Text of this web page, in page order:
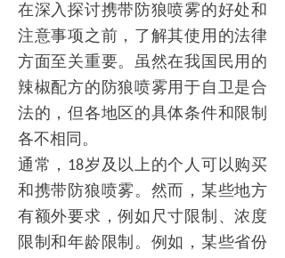
在深入探讨携带 防狼喷雾的好处和
注意事项之前，了解其使用的法律
方面至关重要。虽然在我国民用的
辣椒配方的防狼喷雾用于自卫是合
法的，但各地区 的具体条件和限制
各不相同。
通常， 18岁及以上的个人可以购买
和携带 防狼喷雾。然而，某些地方
有额外要求，例如尺寸限制、浓度
限制和年龄限制。例如，某些省份